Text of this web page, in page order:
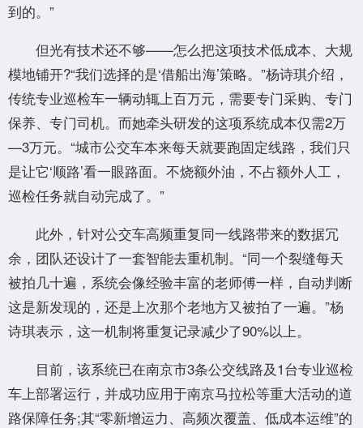
到的。”
但光有技术还不够——怎么把这项技术低成本、大规
模地铺开?“我们选择的是‘借船出海’策略。”杨诗琪介绍，
传统专业巡检车一辆动辄上百万元，需要专门采购、专门
保养、专门司机。而她牵头研发的这项系统成本仅需2万
—3万元。“城市公交车本来每天就要跑固定线路，我们只
是让它‘顺路’看一眼路面。不烧额外油，不占额外人工，
巡检任务就自动完成了。”
此外，针对公交车高频重复同一线路带来的数据冗
余，团队还设计了一套智能去重机制。“同一个裂缝每天
被拍几十遍，系统会像经验丰富的老师傅一样，自动判断
这是新发现的，还是上次那个老地方又被拍了一遍。”杨
诗琪表示，这一机制将重复记录减少了90%以上。
目前，该系统已在南京市3条公交线路及1台专业巡检
车上部署运行，并成功应用于南京马拉松等重大活动的道
路保障任务;其“零新增运力、高频次覆盖、低成本运维”的